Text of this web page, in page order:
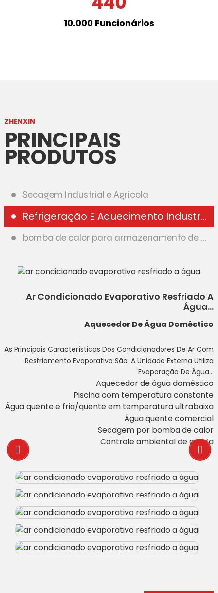
10.000 Funcionários
ZHENXIN
PRINCIPAIS
PRODUTOS
Secagem Industrial e Agrícola
Refrigeração E Aquecimento Industrial
bomba de calor para armazenamento de energia fotovoltaica
Ar Condicionado Evaporativo Resfriado A
Água...
Aquecedor De Água Doméstico
As Principais Características Dos Condicionadores De Ar Com
Resfriamento Evaporativo São: A Unidade Externa Utiliza
Evaporação De Água...
Aquecedor de água doméstico
Piscina com temperatura constante
Água quente e fria/quente em temperatura ultrabaixa
Água quente comercial
Secagem por bomba de calor
Controle ambiental de estufa